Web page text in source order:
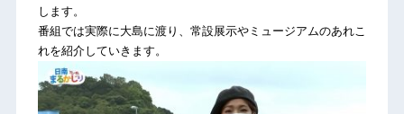
しま す。
番組では実際に大島に渡り、常設展示やミュージアムのあれこ
れを紹介していきます。